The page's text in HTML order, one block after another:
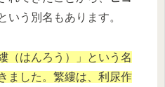
いう別名もあります。
（はんろう）」という名
ました。繁縷は、利尿作